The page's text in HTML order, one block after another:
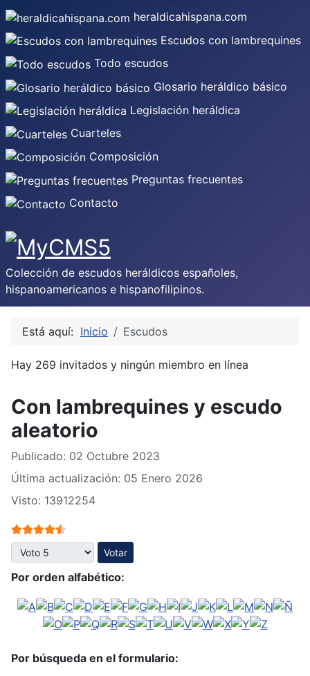
heraldicahispana.com
Escudos con lambrequines
Todo escudos
Glosario heráldico básico
Legislación heráldica
Cuarteles
Composición
Preguntas frecuentes
Contacto
Colección de escudos heráldicos españoles,
hispanoamericanos e hispanofilipinos.
Está aquí: Inicio Escudos
Hay 269 invitados y ningún miembro en línea
Con lambrequines y escudo
aleatorio
Publicado: 02 Octubre 2023
Última actualización: 05 Enero 2026
Visto: 13912254
Ratio:4.5/
Por favor, vote
Por orden alfabético:
Por búsqueda en el formulario: